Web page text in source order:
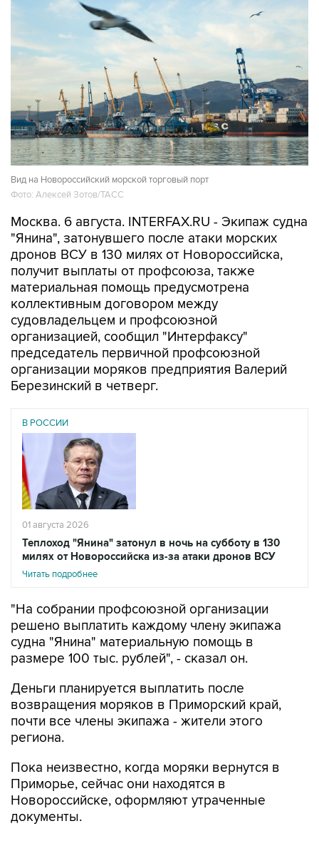
Вид на Новороссийский морской торговый порт
Фото: Алексей Зотов/ТАСС
Москва. 6 августа. INTERFAX.RU - Экипаж судна
дронов ВСУ в 130 милях от Новороссийска,
получит выплаты от профсоюза, также
материальная помощь предусмотрена
коллективным договором между
судовладельцем и профсоюзной
организацией, сообщил "Интерфаксу"
председатель первичной профсоюзной
организации моряков предприятия Валерий
Березинский в четверг.
В РОССИИ
01 августа 2026
Теплоход "Янина" затонул в ночь на субботу в 130
милях от Новороссийска из-за атаки дронов ВСУ
Читать подробнее
"На собрании профсоюзной организации
судна "Янина" материальную помощь в
размере 100 тыс. рублей", - сказал он.
Деньги планируется выплатить после
почти все члены экипажа - жители этого
региона.
Пока неизвестно, когда моряки вернутся в
Новороссийске, оформляют утраченные
документы.
Как сообщалось, теплоход "Янина",